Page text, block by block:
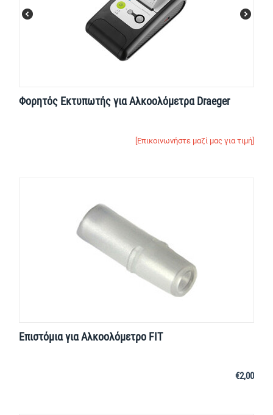
Φορητός Εκτυπωτής για Αλκοολόμετρα Draeger
[Επικοινωνήστε μαζί μας για τιμή]
Επιστόμια για Αλκοολόμετρο FIT
€2,00